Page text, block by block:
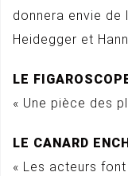
donnera envie
Heidegger et
LE
« Une pièce des
LE CANARD
« Les acteurs